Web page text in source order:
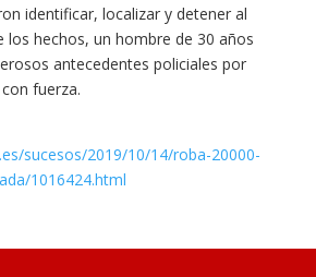
identificar, localizar y detener al
los hechos, un hombre de 30 años
antecedentes policiales por
fuerza.
sucesos/2019/10/14/roba-20000-
1016424.html